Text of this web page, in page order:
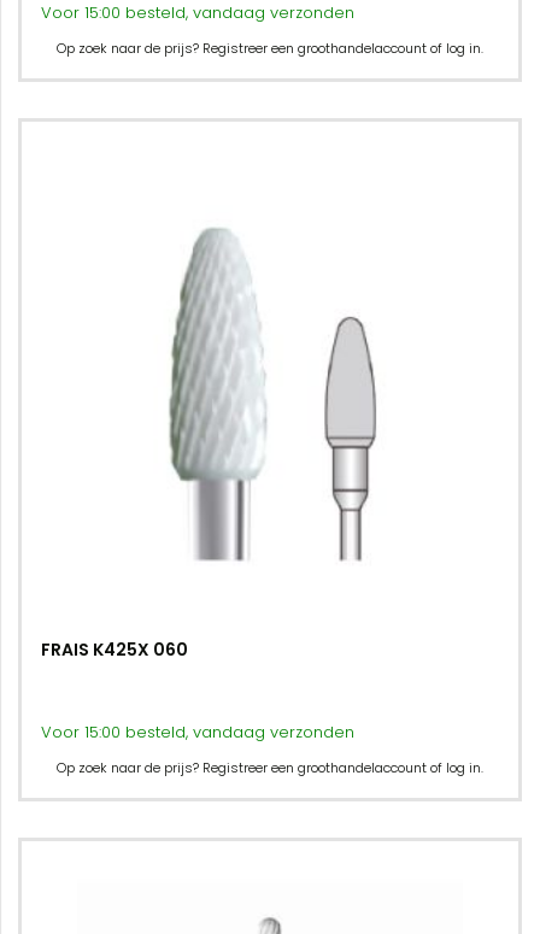
Voor 15:00 besteld, vandaag verzonden
Op zoek naar de prijs? Registreer een groothandelaccount of log in.
FRAIS K425X 060
Voor 15:00 besteld, vandaag verzonden
Op zoek naar de prijs? Registreer een groothandelaccount of log in.